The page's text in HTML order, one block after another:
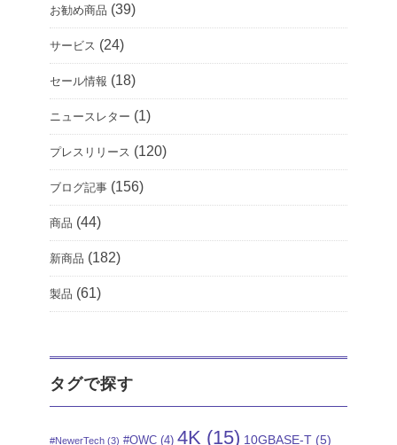
お勧め商品 (39)
サービス (24)
セール情報 (18)
ニュースレター (1)
プレスリリース (120)
ブログ記事 (156)
商品 (44)
新商品 (182)
製品 (61)
タグで探す
#NewerTech (3) #OWC (4) 4K (15) 10GBASE-T (5)